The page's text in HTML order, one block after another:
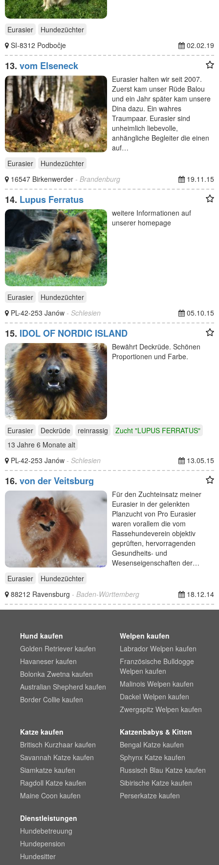
Eurasier
Hundezüchter
SI-8312 Podbočje
02.02.19
13. vom Elseneck
Eurasier halten wir seit 2007.
Zuerst kam unser Rüde Balou
und ein Jahr später kam unsere
Dina dazu. Ein wahres
Traumpaar. Eurasier sind
unheimlich liebevolle,
anhängliche Begleiter die einen
auf…
Eurasier
Hundezüchter
16547 Birkenwerder - Brandenburg 19.11.15
14. Lupus Ferratus
weitere Informationen auf
unserer homepage
Eurasier
Hundezüchter
PL-42-253 Janów - Schlesien 05.10.15
15. IDOL OF NORDIC ISLAND
Bewährt Deckrüde. Schönen
Proportionen und Farbe.
Eurasier Deckrüde reinrassig
Zucht "LUPUS FERRATUS"
13 Jahre 6 Monate alt
PL-42-253 Janów - Schlesien 13.05.15
16. von der Veitsburg
Für den Zuchteinsatz meiner
Eurasier in der gelenkten
Planzucht von Pro Eurasier
waren vorallem die vom
Rassehundeverein objektiv
geprüften, hervorragenden
Gesundheits- und
Wesenseigenschaften der…
Eurasier
Hundezüchter
88212 Ravensburg - Baden-Württemberg 18.12.14
Hund kaufen
Golden Retriever kaufen
Havaneser kaufen
Bolonka Zwetna kaufen
Australian Shepherd kaufen
Border Collie kaufen
Welpen kaufen
Labrador Welpen kaufen
Französische Bulldogge
Welpen kaufen
Malinois Welpen kaufen
Dackel Welpen kaufen
Zwergspitz Welpen kaufen
Katze kaufen
Britisch Kurzhaar kaufen
Savannah Katze kaufen
Siamkatze kaufen
Ragdoll Katze kaufen
Maine Coon kaufen
Katzenbabys & Kitten
Bengal Katze kaufen
Sphynx Katze kaufen
Russisch Blau Katze kaufen
Sibirische Katze kaufen
Perserkatze kaufen
Dienstleistungen
Hundebetreuung
Hundepension
Hundesitter